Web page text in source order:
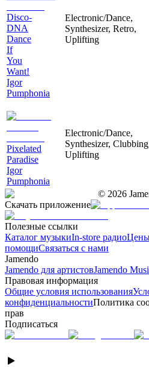
Disco-
DNA
Dance
If
You
Want!
Igor
Pumphonia
Electronic/Dance,
Synthesizer, Retro,
Uplifting
Pixelated
Paradise
Igor
Pumphonia
Electronic/Dance,
Synthesizer,
Uplifting
© 2026
Скачать приложение
Полезные ссылки
Каталог музыкиIn-store радио
помощиСвязаться с нами
Jamendo
Jamendo для артистовJamendo
Правовая информация
Общие условия использования
конфиденциальностиПолитика
прав
Подписаться